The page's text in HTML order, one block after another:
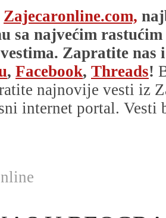
Zajecaronline.com,
sa najvećim
Zapratite nas i
, Facebook, Threads!
najnovije vesti iz
internet portal. Vesti